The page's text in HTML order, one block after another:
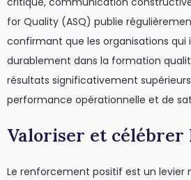
for Quality (ASQ) publie
confirmant que les organisations qui
durablement dans la formation
résultats significativement
performance opérationnelle et de
Valoriser et célébrer
Le renforcement positif est un levier